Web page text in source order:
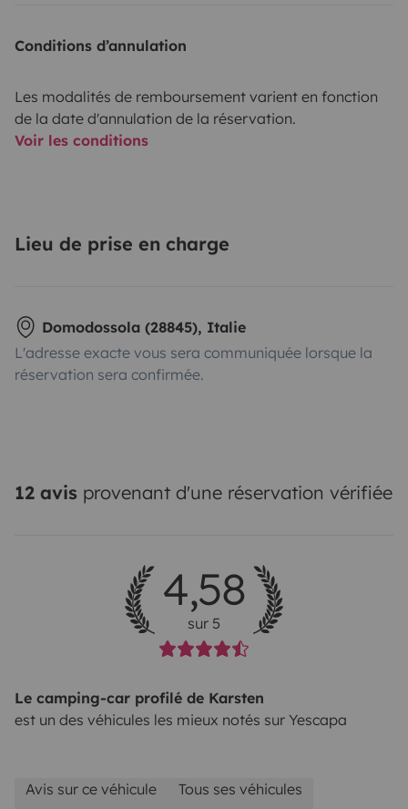
Conditions d’annulation
Les modalités de remboursement varient en fonction
de la date d'annulation de la réservation.
Voir les conditions
Lieu de prise en charge
Domodossola (28845), Italie
L'adresse exacte vous sera communiquée lorsque la
réservation sera confirmée.
12 avis provenant d'une réservation vérifiée
4,58
sur 5
Le camping-car profilé de Karsten
est un des véhicules les mieux notés sur Yescapa
Avis sur ce véhicule Tous ses véhicules